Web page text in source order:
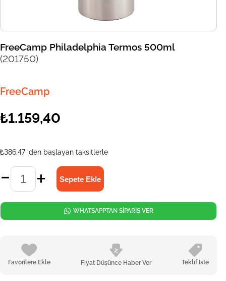
FreeCamp Philadelphia Termos 500ml
(201750)
FreeCamp
₺1.159,40
₺386,47 'den başlayan taksitlerle
Favorilere Ekle Fiyat Düşünce Haber Ver Teklif İste
WHATSAPPTAN SİPARİŞ VER